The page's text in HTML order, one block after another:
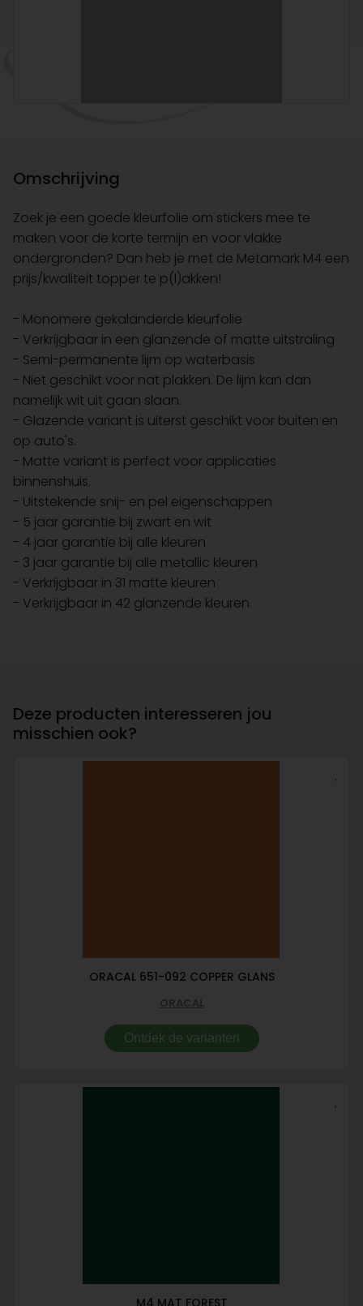
Omschrijving
Zoek je een goede kleurfolie om stickers mee te
maken voor de korte termijn en voor vlakke
ondergronden? Dan heb je met de Metamark M4 een
prijs/kwaliteit topper te p(l)akken!
- Monomere gekalanderde kleurfolie
- Verkrijgbaar in een glanzende of matte uitstraling
- Semi-permanente lijm op waterbasis
- Niet geschikt voor nat plakken. De lijm kan dan
namelijk wit uit gaan slaan.
- Glazende variant is uiterst geschikt voor buiten en
op auto's.
- Matte variant is perfect voor applicaties
binnenshuis.
- Uitstekende snij- en pel eigenschappen
- 5 jaar garantie bij zwart en wit
- 4 jaar garantie bij alle kleuren
- 3 jaar garantie bij alle metallic kleuren
- Verkrijgbaar in 31 matte kleuren
- Verkrijgbaar in 42 glanzende kleuren
Deze producten interesseren jou
misschien ook?
ORACAL 651-092 COPPER GLANS
ORACAL
Ontdek de varianten